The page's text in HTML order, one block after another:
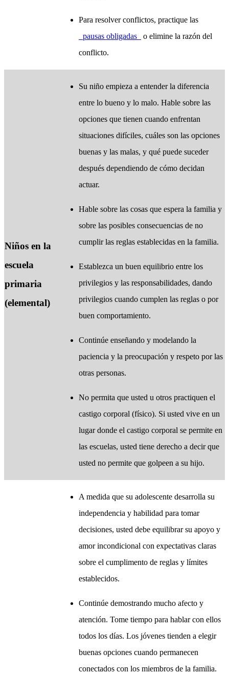
Para resolver conflictos, practique las
pausas obligadas
o elimine la razón del
conflicto.
Niños en la
escuela
primaria
(elemental)
​Su niño empieza a entender la diferencia
entre lo bueno y lo malo. Hable sobre las
opciones que tienen cuando enfrentan
situaciones difíciles, cuáles son las opciones
buenas y las malas, y qué puede suceder
después dependiendo de cómo decidan
actuar.
Hable sobre las cosas que espera la familia y
sobre las posibles consecuencias de no
cumplir las reglas establecidas en la familia.
Establezca un buen equilibrio entre los
privilegios y las responsabilidades, dando
privilegios cuando cumplen las reglas o por
buen comportamiento.
Continúe enseñando y modelando la
paciencia y la preocupación y respeto por las
otras personas.
No permita que usted u otros practiquen el
castigo corporal (físico). Si usted vive en un
lugar donde el castigo corporal se permite en
las escuelas, usted tiene derecho a decir que
usted no permite que golpeen a su hijo.
​A medida que su adolescente desarrolla su
independencia y habilidad para tomar
decisiones, usted debe equilibrar su apoyo y
amor incondicional con expectativas claras
sobre el cumplimento de reglas y límites
establecidos.
Continúe demostrando mucho afecto y
atención. Tome tiempo para hablar con ellos
todos los días. Los jóvenes tienden a elegir
buenas opciones cuando permanecen
conectados con los miembros de la familia.